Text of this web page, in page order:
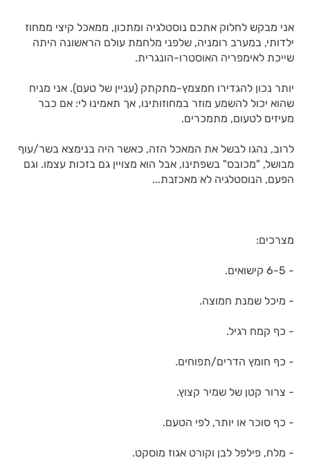
אני מבקש לחלוק אתכם נוסטלגיה ומתכון, ממאכל קיצי ממחוז
ילדותי, במערב רומניה, שלפני מלחמת עולם הראשונה היתה
שייכת לאימפריה האוסטרו-הונגרית.
יותר נכון להגדירו חמצמץ-מתקתק (עניין של טעם). אני מניח
שהוא יכול להשמע מוזר במחוזותינו, אך תאמינו לי: אם כבר
מעיזים לטעום, מתמכרים.
לרוב, נהגו לבשל את המאכל הזה, כאשר היה בנימצא בשר/עוף
מבושל, "מכובס" בשפתינו, אבל הוא מצויין גם בזכות עצמו. וגם
הפעם, הנוסטלגיה לא מאכזבת...
מצרכים:
- 6-5 קישואים.
- מיכל שמנת חמוצה.
- כף קמח רגיל.
- כף חומץ הדרים/תפוחים.
- צרור קטן של שמיר קצוץ.
- כף סוכר או יותר, לפי הטעם.
- מלח, פילפל לבן וקורט אגוז מוסקט.